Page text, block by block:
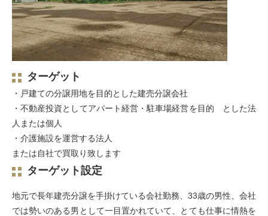
ターゲット
・戸建ての分譲用地を目的とした建売分譲会社
・不動産投資としてアパート経営・駐車場経営を目的 とした法
人または個人
・介護施設を運営する法人
または自社で買取り致します
ターゲット設定
地元で長年建売分譲を手掛けている会社勤務、33歳の男性、会社
では勢いのある男として一目置かれていて、とても仕事に情熱を